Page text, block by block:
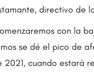
directivo de
con la
se dé el pico de
cuando estará